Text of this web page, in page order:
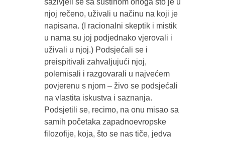
saživjeli se sa suštinom onoga što je u
njoj rečeno, uživali u načinu na koji je
napisana. (I racionalni skeptik i mistik
u nama su joj podjednako vjerovali i
uživali u njoj.) Podsjećali se i
preispitivali zahvaljujući njoj,
polemisali i razgovarali u najvećem
povjerenu s njom – živo se podsjećali
na vlastita iskustva i saznanja.
Podsjetili se, recimo, na onu misao sa
samih početaka zapadnoevropske
filozofije, koja, što se nas tiče, jedva